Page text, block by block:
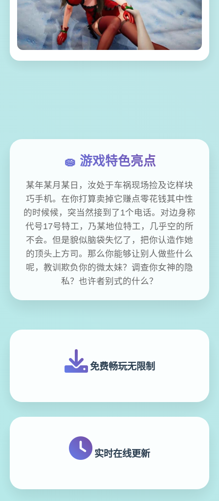
🧽 游戏特色亮点
某年某月某日，汝处于车祸现场捡及讫样块
巧手机。在你打算卖掉它赚点零花钱其中性
的时候候，突当然接到了1个电话。对边身称
代号17号特工，乃某地位特工，几乎空的所
不会。但是貌似脑袋失忆了，把你认造作她
的顶头上方司。那么你能够让别人做些什么
呢，教训欺负你的微太妹？调查你女神的隐
私？也许者别式的什么？
免费畅玩无限制
实时在线更新